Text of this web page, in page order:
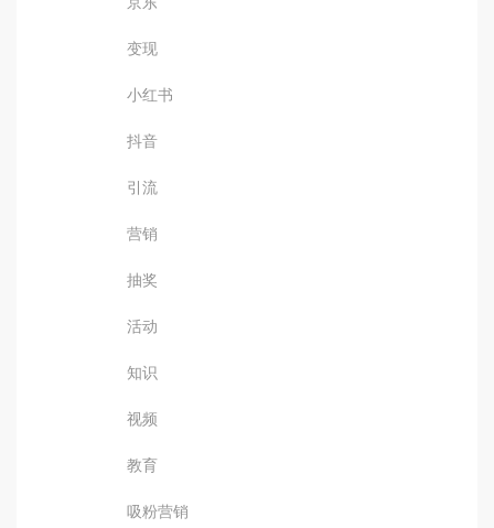
变现
小红书
抖音
引流
营销
抽奖
活动
知识
视频
教育
吸粉营销